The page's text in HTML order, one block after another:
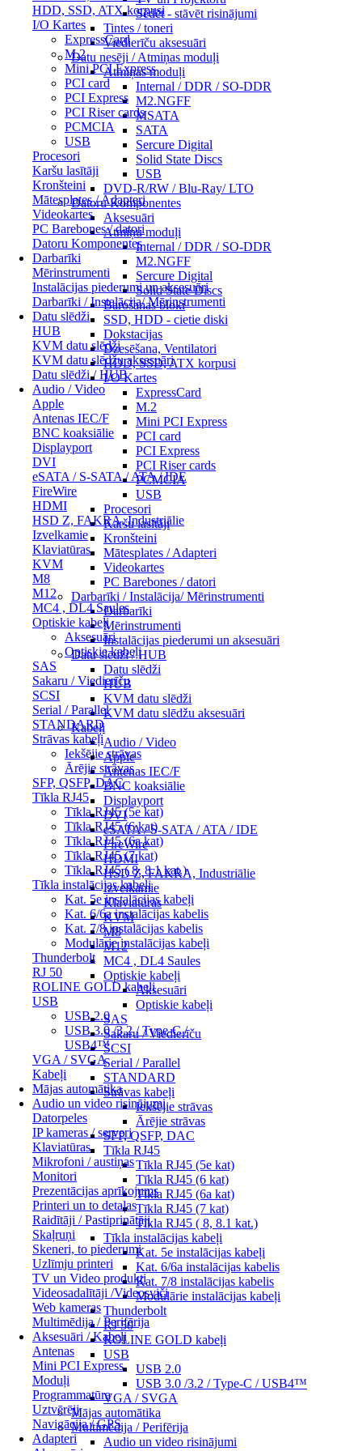
HDD, SSD, ATX korpusi
I/O Kartes
ExpressCard
M.2
Mini PCI Express
PCI card
PCI Express
PCI Riser cards
PCMCIA
USB
Procesori
Karšu lasītāji
Kronšteini
Mātesplates / Adapteri
Videokartes
PC Barebones / datori
Datoru Komponentes
Darbarīki
Mērinstrumenti
Instalācijas piederumi un aksesuāri
Darbarīki / Instalācija/ Mērinstrumenti
Datu slēdži
HUB
KVM datu slēdži
KVM datu slēdžu aksesuāri
Datu slēdži / HUB
Audio / Video
Apple
Antenas IEC/F
BNC koaksiālie
Displayport
DVI
eSATA / S-SATA / ATA / IDE
FireWire
HDMI
HSD Z, FAKRA, Industriālie
Izvelkamie
Klaviatūras
KVM
M8
M12
MC4 , DL4 Saules
Optiskie kabeļi
Aksesuāri
Optiskie kabeļi
SAS
Sakaru / Viedierīču
SCSI
Serial / Parallel
STANDARD
Strāvas kabeļi
Iekšējie strāvas
Ārējie strāvas
SFP, QSFP, DAC
Tīkla RJ45
Tīkla RJ45 (5e kat)
Tīkla RJ45 (6 kat)
Tīkla RJ45 (6a kat)
Tīkla RJ45 (7 kat)
Tīkla RJ45 ( 8, 8.1 kat.)
Tīkla instalācijas kabeļi
Kat. 5e instalācijas kabeļi
Kat. 6/6a instalācijas kabelis
Kat. 7/8 instalācijas kabelis
Modulārie instalācijas kabeļi
Thunderbolt
RJ 50
ROLINE GOLD kabeļi
USB
USB 2.0
USB 3.0 /3.2 / Type-C /
USB4™
VGA / SVGA
Kabeļi
Mājas automātika
Audio un video risinājumi
Datorpeles
IP kameras / serveri
Klaviatūras
Mikrofoni / austiņas
Monitori
Prezentācijas aprīkojums
Printeri un to detaļas
Raidītāji / Pastiprinātāji
Skaļruņi
Skeneri, to piederumi
Uzlīmju printeri
TV un Video produkti
Videosadalītāji /Videosviči
Web kameras
Multimēdija / Perifērija
Aksesuāri / Kabeļi
Antenas
Mini PCI Express
Moduļi
Programmatūra
Uztvērēji
Navigācija / GPS
Adapteri
Sēdēt - stāvēt risinājumi
Tintes / toneri
Viedierīču aksesuāri
Datu nesēji / Atmiņas moduļi
Atmiņas moduļi
Internal / DDR / SO-DDR
M2.NGFF
MSATA
SATA
Sercure Digital
Solid State Discs
USB
DVD-R/RW / Blu-Ray/ LTO
Datoru Komponentes
Aksesuāri
Atmiņu moduļi
Internal / DDR / SO-DDR
M2.NGFF
Sercure Digital
Solid State Discs
Barošanas bloki
SSD, HDD - cietie diski
Dokstacijas
Dzesēšana, Ventilatori
HDD, SSD, ATX korpusi
I/O Kartes
ExpressCard
M.2
Mini PCI Express
PCI card
PCI Express
PCI Riser cards
PCMCIA
USB
Procesori
Karšu lasītāji
Kronšteini
Mātesplates / Adapteri
Videokartes
PC Barebones / datori
Darbarīki / Instalācija/ Mērinstrumenti
Darbarīki
Mērinstrumenti
Instalācijas piederumi un aksesuāri
Datu slēdži / HUB
Datu slēdži
HUB
KVM datu slēdži
KVM datu slēdžu aksesuāri
Kabeļi
Audio / Video
Apple
Antenas IEC/F
BNC koaksiālie
Displayport
DVI
eSATA / S-SATA / ATA / IDE
FireWire
HDMI
HSD Z, FAKRA, Industriālie
Izvelkamie
Klaviatūras
KVM
M8
M12
MC4 , DL4 Saules
Optiskie kabeļi
Aksesuāri
Optiskie kabeļi
SAS
Sakaru / Viedierīču
SCSI
Serial / Parallel
STANDARD
Strāvas kabeļi
Iekšējie strāvas
Ārējie strāvas
SFP, QSFP, DAC
Tīkla RJ45
Tīkla RJ45 (5e kat)
Tīkla RJ45 (6 kat)
Tīkla RJ45 (6a kat)
Tīkla RJ45 (7 kat)
Tīkla RJ45 ( 8, 8.1 kat.)
Tīkla instalācijas kabeļi
Kat. 5e instalācijas kabeļi
Kat. 6/6a instalācijas kabelis
Kat. 7/8 instalācijas kabelis
Modulārie instalācijas kabeļi
Thunderbolt
RJ 50
ROLINE GOLD kabeļi
USB
USB 2.0
USB 3.0 /3.2 / Type-C / USB4™
VGA / SVGA
Mājas automātika
Multimēdija / Perifērija
Audio un video risinājumi